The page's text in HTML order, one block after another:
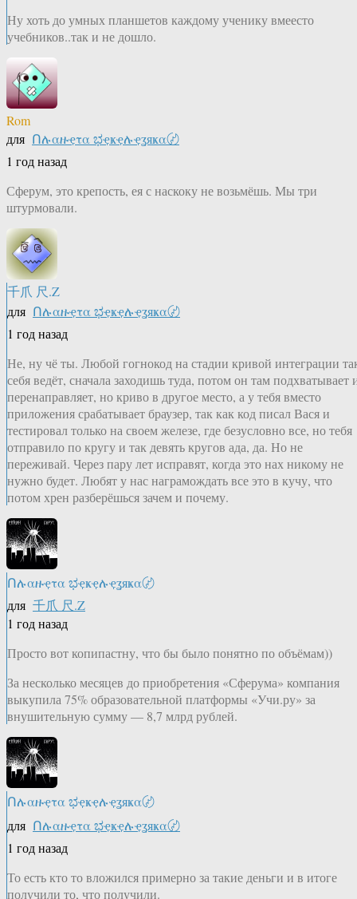
Ну хоть до умных планшетов каждому ученику вмеесто
учебников..так и не дошло.
Rom
для Ոሉαዙҿτα ಭҿҝҿሉҿʓяҝα〄
1 год назад
Сферум, это крепость, ея с наскоку не возьмёшь. Мы три
штурмовали.
千爪 尺.Z
для Ոሉαዙҿτα ಭҿҝҿሉҿʓяҝα〄
1 год назад
Не, ну чё ты. Любой гогнокод на стадии кривой интеграции
себя ведёт, сначала заходишь туда, потом он там подхватывает
перенаправляет, но криво в другое место, а у тебя вместо
приложения срабатывает браузер, так как код писал Вася и
тестировал только на своем железе, где безусловно все, но тебя
отправило по кругу и так девять кругов ада, да. Но не
переживай. Через пару лет исправят, когда это нах никому не
нужно будет. Любят у нас награмождать все это в кучу, что
потом хрен разберёшься зачем и почему.
Ոሉαዙҿτα ಭҿҝҿሉҿʓяҝα〄
для 千爪 尺.Z
1 год назад
Просто вот копипастну, что бы было понятно по объёмам))
За несколько месяцев до приобретения «Сферума» компания
выкупила 75% образовательной платформы «Учи.ру» за
внушительную сумму — 8,7 млрд рублей.
Ոሉαዙҿτα ಭҿҝҿሉҿʓяҝα〄
для Ոሉαዙҿτα ಭҿҝҿሉҿʓяҝα〄
1 год назад
То есть кто то вложился примерно за такие деньги и в итоге
получили то, что получили.